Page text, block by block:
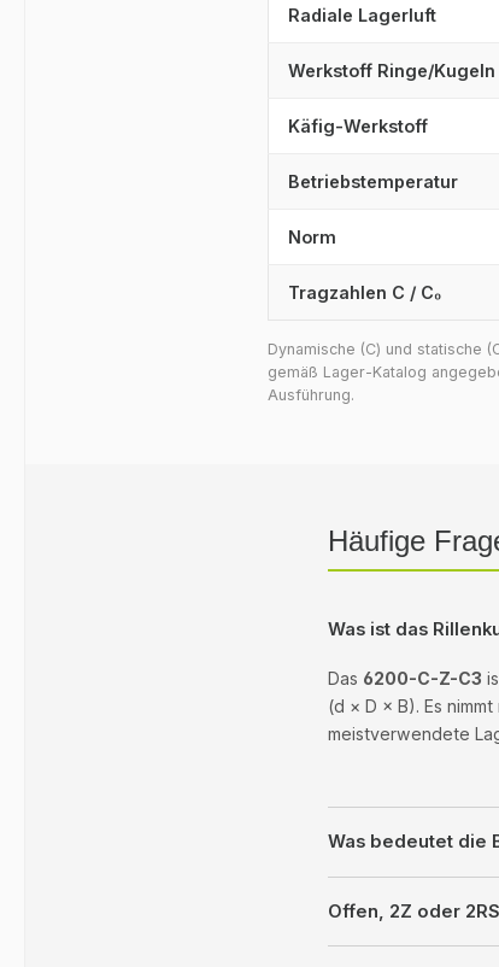
Radiale Lagerluft
Werkstoff Ringe/Kugeln
Käfig-Werkstoff
Betriebstemperatur
Norm
Tragzahlen C / C₀
Dynamische (C) und statische
gemäß Lager-Katalog
Ausführung.
Häufige
Was ist das
Das 6200-C-Z-C3
(d × D × B). Es
meistverwendete
Was bedeutet die
Offen, 2Z oder